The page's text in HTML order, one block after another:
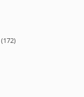
(172)